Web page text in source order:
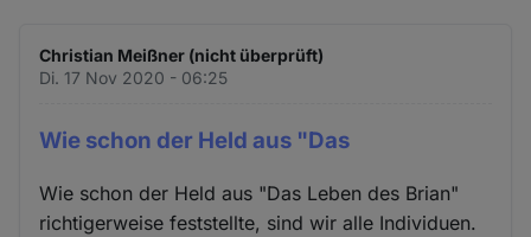
Christian Meißner (nicht überprüft)
Di. 17 Nov 2020 - 06:25
Wie schon der Held aus "Das
Wie schon der Held aus "Das Leben des Brian"
richtigerweise feststellte, sind wir alle Individuen.